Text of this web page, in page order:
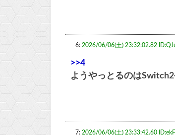
6: 2026/06/06(土) 23:32:02.82
>>4
ようやっとるのは
7: 2026/06/06(土) 23:33:42.60